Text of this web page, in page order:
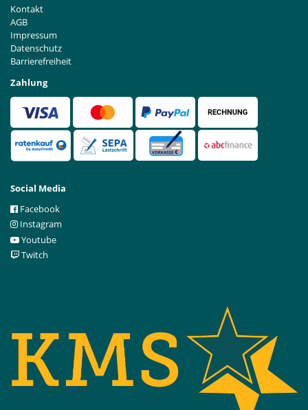
Kontakt
AGB
Impressum
Datenschutz
Barrierefreiheit
Zahlung
Social Media
Facebook
Instagram
Youtube
Twitch